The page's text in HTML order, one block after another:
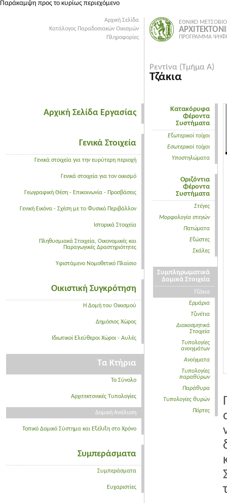
Παράκαμψη προς το κυρίως περιεχόμενο
Αρχική Σελίδα
Κατάλογος Παραδοσιακών Οικισμών
Πληροφορίες
Αρχική Σελίδα Εργασίας
Γενικά Στοιχεία
Γενικά στοιχεία για την ευρύτερη περιοχή
Γενικά στοιχεία για τον οικισμό
Γεωγραφική Θέση - Επικοινωνία - Προσβάσεις
Γενική Εικόνα - Σχέση με το Φυσικό Περιβάλλον
Ιστορικά Στοιχεία
Πληθυσμιακά Στοιχεία, Οικονομικές και
Παραγωγικές Δραστηριότητες
Υφιστάμενο Νομοθετικό Πλαίσιο
Οικιστική Συγκρότηση
Η Δομή του Οικισμού
Δημόσιος Χώρος
Ιδιωτικοί Ελεύθεροι Χώροι - Αυλές
Τα Κτήρια
Το Σύνολο
Αρχιτεκτονικές Τυπολογίες
Δομική Ανάλυση
Τοπικό Δομικό Σύστημα και Εξέλιξη στο Χρόνο
Συμπεράσματα
Συμπεράσματα
Ευχαριστίες
ΕΘΝΙΚΟ
ΠΡΟΓΡΑΜΜΑ
Ρεντίνα (Τμήμα Α)
Τζάκια
Κατακόρυφα
Φέροντα
Συστήματα
Εξωτερικοί τοίχοι
Εσωτερικοί τοίχοι
Υποστηλώματα
Οριζόντια
Φέροντα
Συστήματα
Στέγες
Μορφολογία στεγών
Πατώματα
Εξώστες
Σκάλες
Συμπληρωματικά
Δομικά Στοιχεία
Τζάκια
Ερμάρια
Τζινέτια
Διακοσμητικά
Στοιχεία
Τυπολογίες
ανοιγμάτων
Ανοίγματα
Τυπολογίες
παραθύρων
Παράθυρα
Τυπολογίες θυρών
Πόρτες